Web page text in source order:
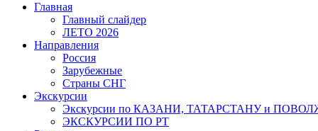
Главная
Главный слайдер
ЛЕТО 2026
Направления
Россия
Зарубежные
Страны СНГ
Экскурсии
Экскурсии по КАЗАНИ, ТАТАРСТАНУ и
ЭКСКУРСИИ ПО РТ